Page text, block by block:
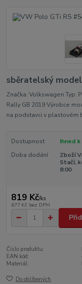
sběratelský
Značka: Volkswagen Typ:
Rally GB 2019 Výrobce
na podstavci v plastovém
Dostupnost
Ihned
Doba dodání
Zboží
Stačí,
8:00
819 Kč/ks
677 Kč bez DPH
Číslo produktu:
EAN kód:
Materiál:
Do oblíbených